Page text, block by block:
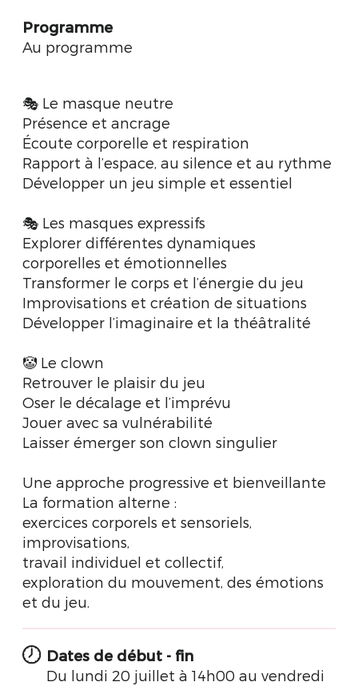
Programme
Au programme
🎭 Le masque neutre
Présence et ancrage
Écoute corporelle et respiration
Rapport à l’espace, au silence et au rythme
Développer un jeu simple et essentiel
🎭 Les masques expressifs
Explorer différentes dynamiques
corporelles et émotionnelles
Transformer le corps et l’énergie du jeu
Improvisations et création de situations
Développer l’imaginaire et la théâtralité
🤡 Le clown
Retrouver le plaisir du jeu
Oser le décalage et l’imprévu
Jouer avec sa vulnérabilité
Laisser émerger son clown singulier
Une approche progressive et bienveillante
La formation alterne :
exercices corporels et sensoriels,
improvisations,
travail individuel et collectif,
exploration du mouvement, des émotions
et du jeu.
Dates de début - fin
Du lundi 20 juillet à 14h00 au vendredi